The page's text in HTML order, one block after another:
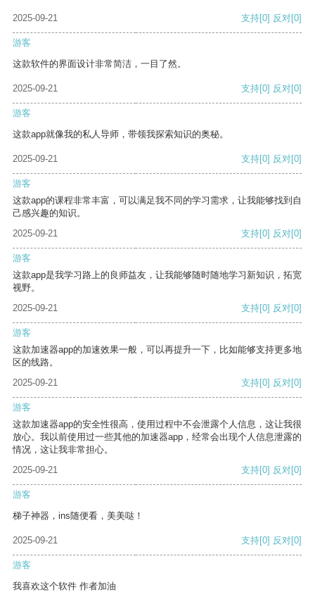
2025-09-21 支持[0] 反对[0]
游客
这款软件的界面设计非常简洁，一目了然。
2025-09-21 支持[0] 反对[0]
游客
这款app就像我的私人导师，带领我探索知识的奥秘。
2025-09-21 支持[0] 反对[0]
游客
这款app的课程非常丰富，可以满足我不同的学习需求，让我能够找到自
己感兴趣的知识。
2025-09-21
支持[0] 反对[0]
游客
这款app是我学习路上的良师益友，让我能够随时随地学习新知识，拓宽
视野。
2025-09-21
支持[0] 反对[0]
游客
这款加速器app的加速效果一般，可以再提升一下，比如能够支持更多地
区的线路。
2025-09-21
支持[0] 反对[0]
游客
这款加速器app的安全性很高，使用过程中不会泄露个人信息，这让我很
放心。我以前使用过一些其他的加速器app，经常会出现个人信息泄露的
情况，这让我非常担心。
2025-09-21
支持[0] 反对[0]
游客
梯子神器，ins随便看，美美哒！
2025-09-21 支持[0] 反对[0]
游客
我喜欢这个软件 作者加油